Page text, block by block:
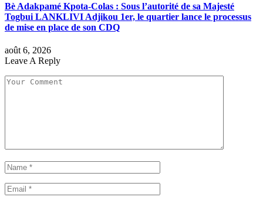
Bè Adakpamé Kpota-Colas : Sous l’autorité de sa Majesté
Togbui LANKLIVI Adjikou 1er, le quartier lance le processus
de mise en place de son CDQ
août 6, 2026
Leave A Reply